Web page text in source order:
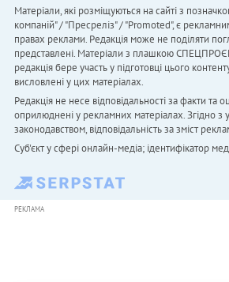
Матеріали, які розміщуються на сайті з
компаній" / "Пресреліз" / "Promoted", є
правах реклами. Редакція може не поділяти
представлені. Матеріали з плашкою
редакція бере участь у підготовці цього
висловлені у цих матеріалах.
Редакція не несе відповідальності за факти та
оприлюднені у рекламних матеріалах. Згідно з
законодавством, відповідальність за зміст
Cуб'єкт у сфері онлайн-медіа; ідентифікатор
РЕКЛАМА